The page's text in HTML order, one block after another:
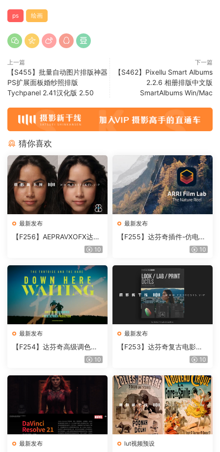
ps 绘画
上一篇
【S455】批量自动图片排版神器
PS扩展面板婚纱照排版
Tychpanel 2.41汉化版 2.50
下一篇
【S462】Pixellu Smart Albums
2.2.6 相册排版中文版
SmartAlbums Win/Mac
猜你喜欢
最新发布
【F256】AEPRAVXOFX达芬
奇视频人像磨皮润肤美颜插件
10
最新发布
【F255】达芬奇插件-仿电影
胶片视频调色插件 ARRI Film
10
最新发布
【F254】达芬奇高级调色插
件 Contour V2.2.2 WinMac10
最新发布
【F253】达芬奇复古电影胶
片质感DCTL节点调色预设 M
T V4.0
10
最新发布 lut视频预设